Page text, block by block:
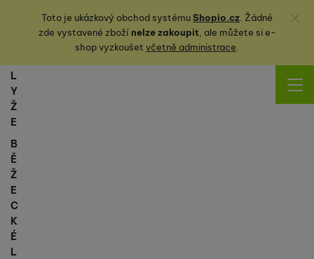
Toto je ukázkový obchod systémuShopio.cz. Žádné
zde vystavené zbožínelze zakoupit, ale můžete sie-
shop vyzkoušet včetně administrace.
Zavřít
L
Y
Ž
E
B
Ě
Ž
E
C
K
É
L